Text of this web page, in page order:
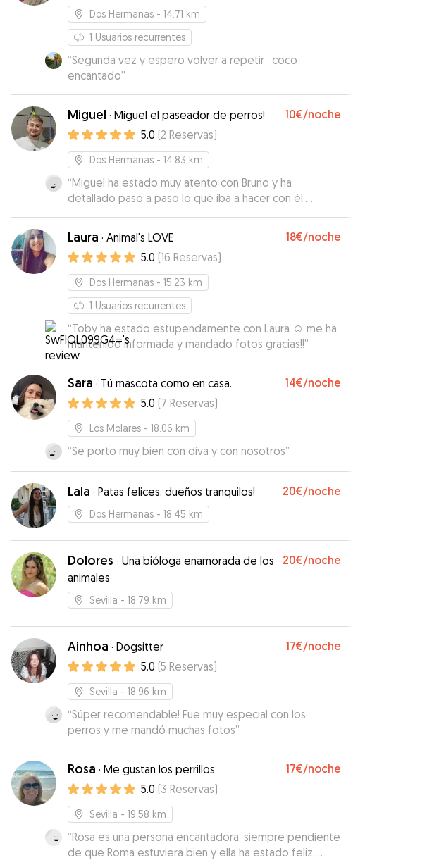
Dos Hermanas - 14.71 km
1 Usuarios recurrentes
“Segunda vez y espero volver a repetir , coco
encantado”
Miguel · Miguel el paseador de perros! 10€/noche
5.0 (2 Reservas)
Dos Hermanas - 14.83 km
“Miguel ha estado muy atento con Bruno y ha
detallado paso a paso lo que iba a hacer con él:
paseos, comida etc. Muy amigable y respetuoso.”
Laura · Animal's LOVE 18€/noche
5.0 (16 Reservas)
Dos Hermanas - 15.23 km
1 Usuarios recurrentes
“Toby ha estado estupendamente con Laura ☺️ me ha
mantenido informada y mandado fotos gracias!!”
Sara · Tú mascota como en casa. 14€/noche
5.0 (7 Reservas)
Los Molares - 18.06 km
“Se porto muy bien con diva y con nosotros”
Lala · Patas felices, dueños tranquilos! 20€/noche
Dos Hermanas - 18.45 km
Dolores · Una bióloga enamorada de los
animales
20€/noche
Sevilla - 18.79 km
Ainhoa · Dogsitter 17€/noche
5.0 (5 Reservas)
Sevilla - 18.96 km
“Súper recomendable! Fue muy especial con los
perros y me mandó muchas fotos”
Rosa · Me gustan los perrillos 17€/noche
5.0 (3 Reservas)
Sevilla - 19.58 km
“Rosa es una persona encantadora, siempre pendiente
de que Roma estuviera bien y ella ha estado feliz.